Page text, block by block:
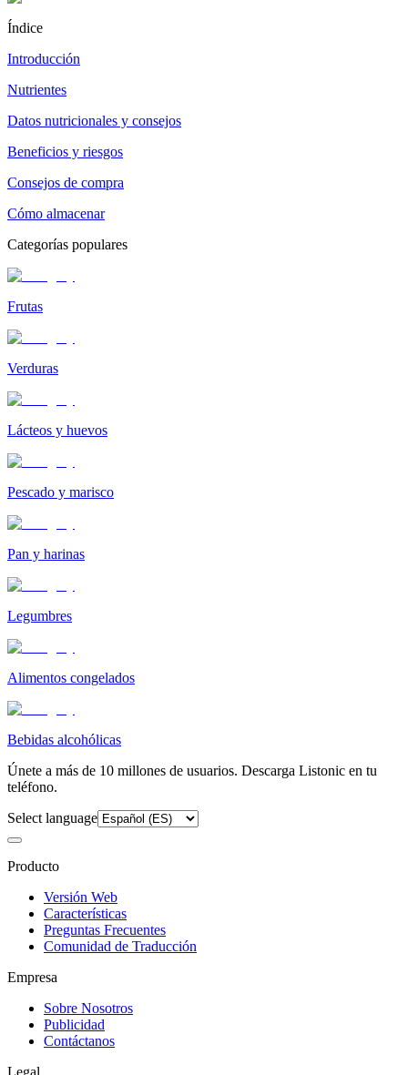
Índice
Introducción
Nutrientes
Datos nutricionales y consejos
Beneficios y riesgos
Consejos de compra
Cómo almacenar
Categorías populares
Frutas
Verduras
Lácteos y huevos
Pescado y marisco
Pan y harinas
Legumbres
Alimentos congelados
Bebidas alcohólicas
Únete a más de 10 millones de usuarios. Descarga Listonic en tu
teléfono.
Select language
Producto
Versión Web
Características
Preguntas Frecuentes
Comunidad de Traducción
Empresa
Sobre Nosotros
Publicidad
Contáctanos
Legal